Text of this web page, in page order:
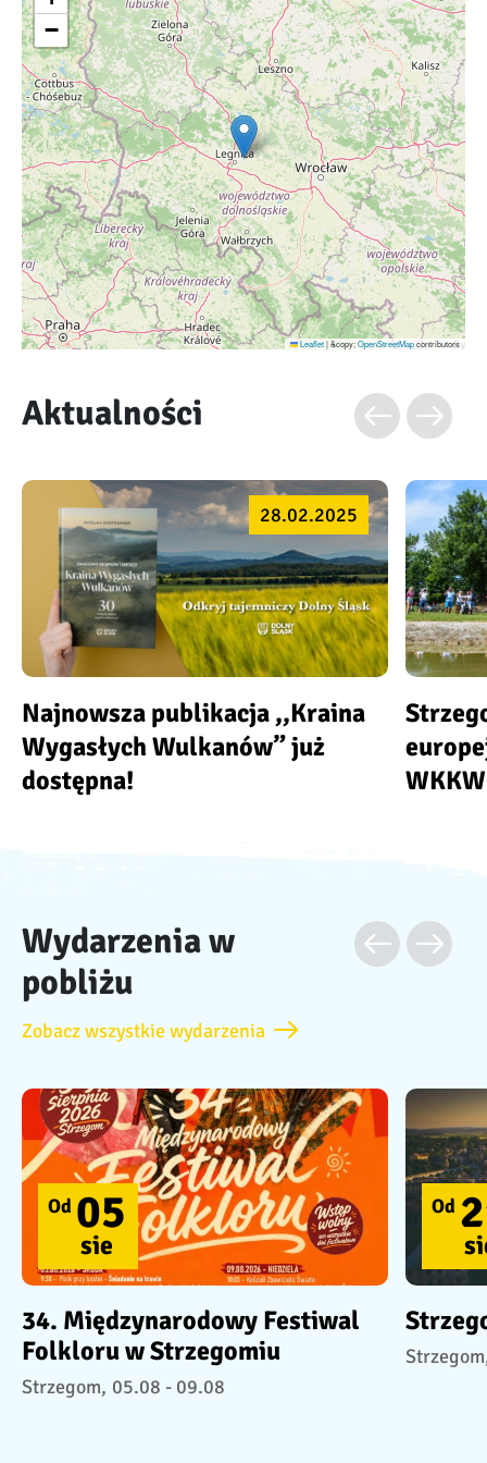
−
Leaflet|&copy;OpenStreetMapcontributors
Aktualności
28.02.2025
Najnowsza publikacja ,,Kraina
Wygasłych Wulkanów” już
dostępna!
Wydarzenia w
pobliżu
Zobacz wszystkie wydarzenia
Od 05
sie
34. Międzynarodowy Festiwal
Folkloru w Strzegomiu
Strzegom, 05.08 - 09.08
Od